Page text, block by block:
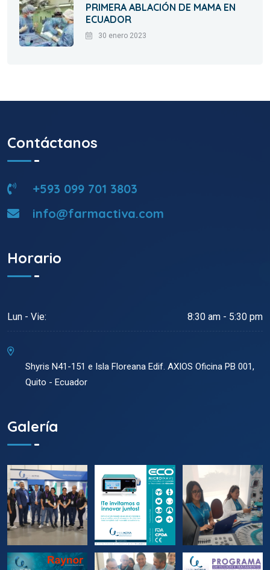
PRIMERA ABLACIÓN DE MAMA EN
ECUADOR
30 enero 2023
Contáctanos
+593 099 701 3803
info@farmactiva.com
Horario
Lun - Vie: 8:30 am - 5:30 pm
Shyris N41-151 e Isla Floreana Edif. AXIOS Oficina PB 001,
Quito - Ecuador
Galería